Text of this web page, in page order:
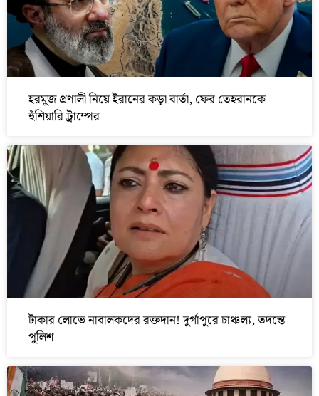
হরমুজ প্রণালী নিয়ে ইরানের কড়া বার্তা, ফের তেহরানকে
হুঁশিয়ারি ট্রাম্পের
টাকার লোভে নাবালকদের রক্তদান! দুর্গাপুরে চাঞ্চল্য, তদন্তে
পুলিশ